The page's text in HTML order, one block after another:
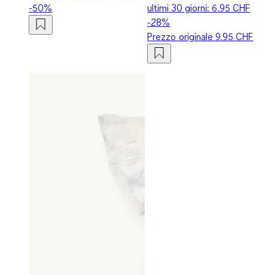
-50%
ultimi 30 giorni:6.95 CHF
-28%
Prezzo originale9.95 CHF